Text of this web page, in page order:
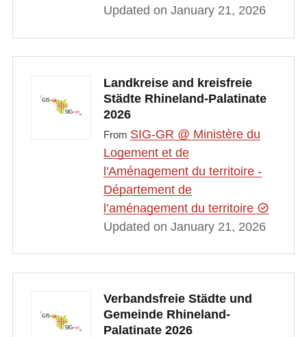
Updated on January 21, 2026
Landkreise and kreisfreie
Städte Rhineland-Palatinate
2026
From SIG-GR @ Ministère du
Logement et de
l'Aménagement du territoire -
Département de
l’aménagement du territoire
Updated on January 21, 2026
Verbandsfreie Städte und
Gemeinde Rhineland-
Palatinate 2026